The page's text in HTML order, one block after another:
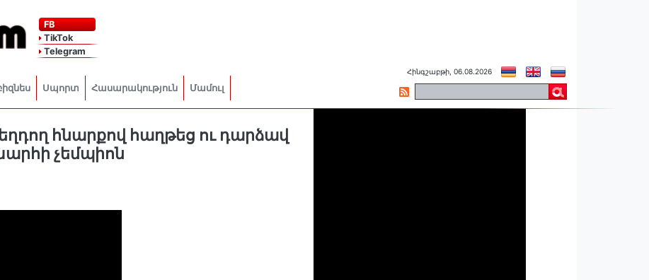
FB
TikTok
Telegram
Սպորտ Հասարակություն Մամուլ
Հինգշաբթի, 06.08.2026
հնարքով հաղթեց ու դարձավ
չեմպիոն